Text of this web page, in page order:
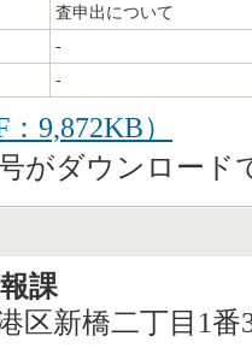
査申出について
-
-
9,872KB）
がダウンロード
課
区新橋二丁目1番